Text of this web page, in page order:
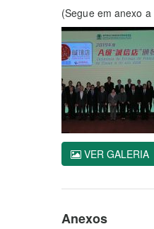
(Segue em anexo
VER GALERIA
Anexos